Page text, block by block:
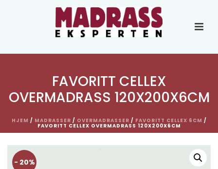
FAVORITT CELLEX
OVERMADRASS 120X200X6CM
HJEM / MADRASSER / OVERMADRASSER / FAVORITT CELLEX 6CM /
FAVORITT CELLEX OVERMADRASS 120X200X6CM
- 20%